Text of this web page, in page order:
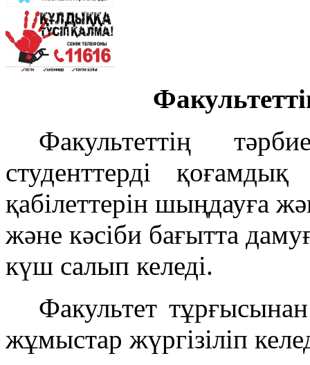
Факультеттің
студенттерді
қабілеттерін шыңдауға
және кәсіби бағытта
күш салып келеді.
Факультет
жұмыстар жүргізіліп